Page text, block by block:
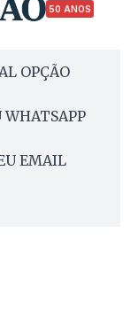
50 ANOS
OPÇÃO
WHATSAPP
EMAIL